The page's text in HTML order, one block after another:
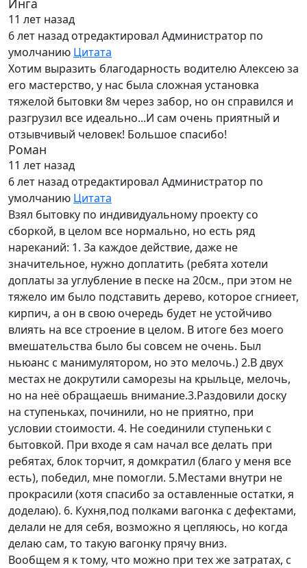
Инга
11 лет назад
6 лет назад отредактировал Администратор по
умолчанию Цитата
Хотим выразить благодарность водителю Алексею за
его мастерство, у нас была сложная установка
тяжелой бытовки 8м через забор, но он справился и
разгрузил все идеально...И сам очень приятный и
отзывчивый человек! Большое спасибо!
Роман
11 лет назад
6 лет назад отредактировал Администратор по
умолчанию Цитата
Взял бытовку по индивидуальному проекту со
сборкой, в целом все нормально, но есть ряд
нареканий: 1. За каждое действие, даже не
значительное, нужно доплатить (ребята хотели
доплаты за углубление в песке на 20см., при этом не
тяжело им было подставить дерево, которое сгниеет,
кирпич, а он в свою очередь будет не устойчиво
влиять на все строение в целом. В итоге без моего
вмешательства было бы совсем не очень. Был
ньюанс с манимулятором, но это мелочь.) 2.В двух
местах не докрутили саморезы на крыльце, мелочь,
но на неё обращаешь внимание.3.Раздовили доску
на ступеньках, починили, но не приятно, при
условии стоимости. 4. Не соединили ступеньки с
бытовкой. При входе я сам начал все делать при
ребятах, блок торчит, я домкратил (благо у меня все
есть), победил, мне помогли. 5.Местами внутри не
прокрасили (хотя спасибо за оставленные остатки, я
доделаю). 6. Кухня,под полками вагонка с дефектами,
делали не для себя, возможно я цепляюсь, но когда
делаю сам, то такую вагонку прячу вниз.
Вообщем я к тому, что можно при тех же затратах, с